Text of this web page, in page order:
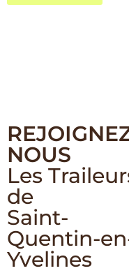
NOUS
Les
de
Saint-
Quentin-
Yvelines